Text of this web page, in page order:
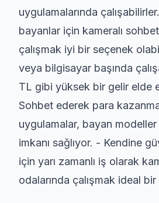
uygulamalarında
bayanlar için kameralı
çalışmak iyi bir seçenek
veya bilgisayar başında
TL gibi yüksek bir gelir elde
Sohbet ederek para kazanma
uygulamalar, bayan
imkanı sağlıyor. - Kendine
için yarı zamanlı iş olarak
odalarında çalışmak ideal